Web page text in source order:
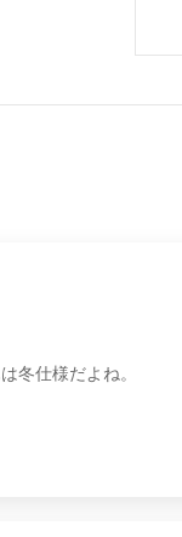
冬仕様だよね。